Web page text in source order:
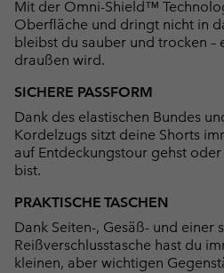
Mit der Omni-Shield™
Oberfläche und dringt nicht in
bleibst du sauber und trocken –
draußen wird.
SICHERE PASSFORM
Dank des elastischen Bundes
Kordelzugs sitzt deine Shorts
auf Entdeckungstour gehst
bist.
PRAKTISCHE TASCHEN
Dank Seiten-, Gesäß- und einer
Reißverschlusstasche hast du
kleinen, aber wichtigen